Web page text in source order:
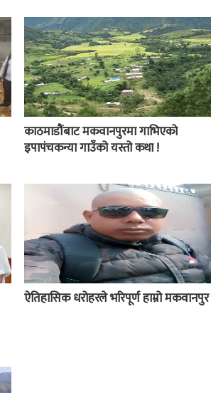
काठमाडौंबाट मकवानपुरमा गाभिएको
इपापंचकन्या गाउँको यस्तो कथा !
ऐतिहासिक धरोहरले भरिपूर्ण हाम्रो मकवानपुर